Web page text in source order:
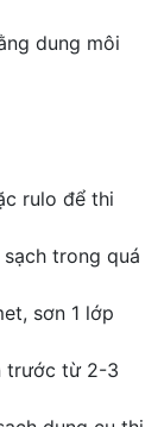
dung môi
rulo để thi
trong quá
sơn 1 lớp
trước từ 2-3